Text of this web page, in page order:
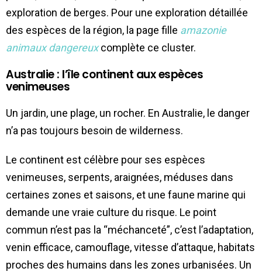
exploration de berges. Pour une exploration détaillée
des espèces de la région, la page fille amazonie
animaux dangereuxcomplète ce cluster.
Australie : l’île continent aux espèces
venimeuses
Un jardin, une plage, un rocher. En Australie, le danger
n’a pas toujours besoin de wilderness.
Le continent est célèbre pour ses espèces
venimeuses, serpents, araignées, méduses dans
certaines zones et saisons, et une faune marine qui
demande une vraie culture du risque. Le point
commun n’est pas la “méchanceté”, c’est l’adaptation,
venin efficace, camouflage, vitesse d’attaque, habitats
proches des humains dans les zones urbanisées. Un